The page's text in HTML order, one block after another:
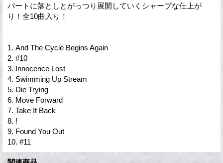
パートに落としとがっつり展開していくシャープな仕上が
り！全10曲入り！
1. And The Cycle Begins Again
2. #10
3. Innocence Lost
4. Swimming Up Stream
5. Die Trying
6. Move Forward
7. Take It Back
8. !
9. Found You Out
10. #11